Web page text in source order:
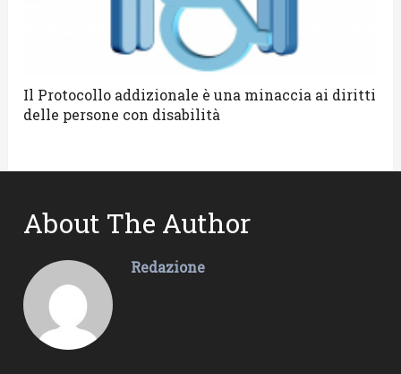
Il Protocollo addizionale è una minaccia ai diritti
delle persone con disabilità
About The Author
Redazione